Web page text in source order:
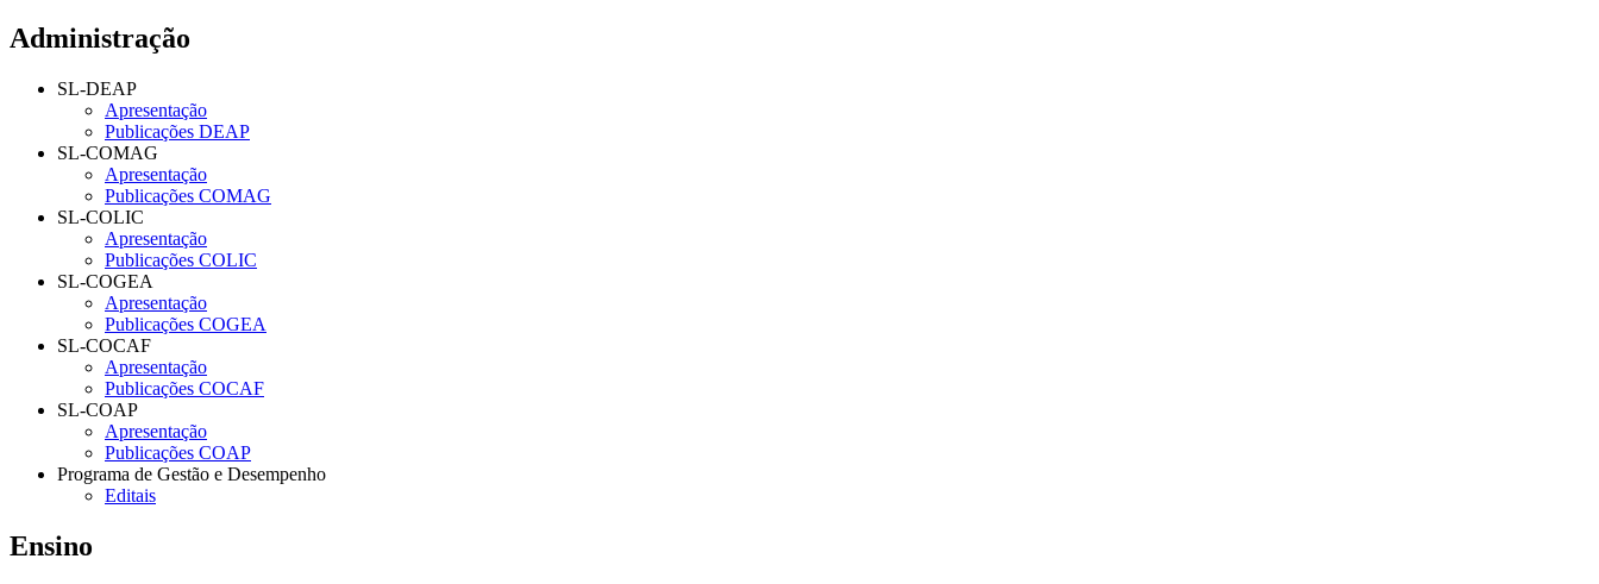
Administração
SL-DEAP
Apresentação
Publicações DEAP
SL-COMAG
Apresentação
Publicações COMAG
SL-COLIC
Apresentação
Publicações COLIC
SL-COGEA
Apresentação
Publicações COGEA
SL-COCAF
Apresentação
Publicações COCAF
SL-COAP
Apresentação
Publicações COAP
Programa de Gestão e Desempenho
Editais
Ensino